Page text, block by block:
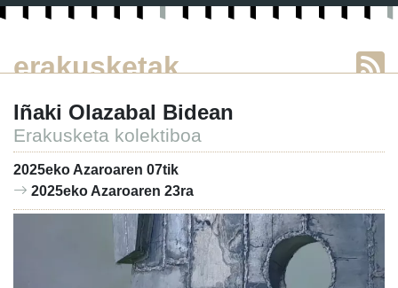
erakusketak
Iñaki Olazabal Bidean
Erakusketa kolektiboa
2025eko Azaroaren 07tik
2025eko Azaroaren 23ra